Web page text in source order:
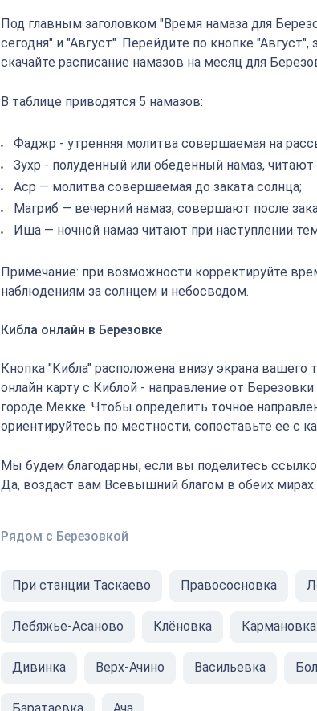
Под главным заголовком "Время намаза для
сегодня" и "Август". Перейдите по кнопке
скачайте расписание намазов на месяц для
В таблице приводятся 5 намазов:
Фаджр - утренняя молитва совершаемая на
Зухр - полуденный или обеденный намаз, читают
Аср — молитва совершаемая до заката солнца;
Магриб — вечерний намаз, совершают после
Иша — ночной намаз читают при наступлении
Примечание: при возможности корректируйте
наблюдениям за солнцем и небосводом.
Кибла онлайн в Березовке
Кнопка "Кибла" расположена внизу экрана
онлайн карту с Киблой - направление от
городе Мекке. Чтобы определить точное
ориентируйтесь по местности, сопоставьте ее с
Мы будем благодарны, если вы поделитесь
Да, воздаст вам Всевышний благом в обеих мирах.
Рядом с Березовкой
При станции Таскаево Правососновка
Лебяжье-Асаново Клёновка Кармановка
Дивинка Верх-Ачино Васильевка